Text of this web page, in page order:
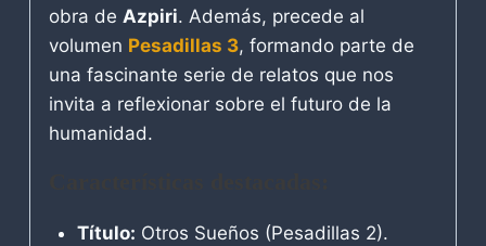
obra de Azpiri. Además, precede al
volumen Pesadillas 3, formando parte de
una fascinante serie de relatos que nos
invita a reflexionar sobre el futuro de la
humanidad.
Título: Otros Sueños (Pesadillas 2).